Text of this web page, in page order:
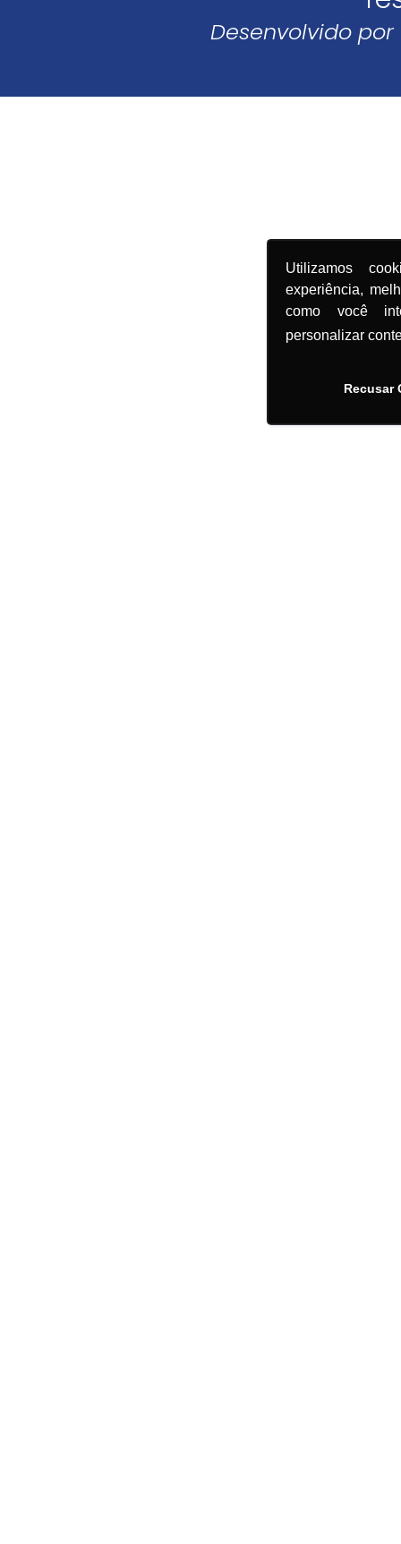
Utilizamos
experiência,
como você
personalizar
Recusar
Desenvolvido por